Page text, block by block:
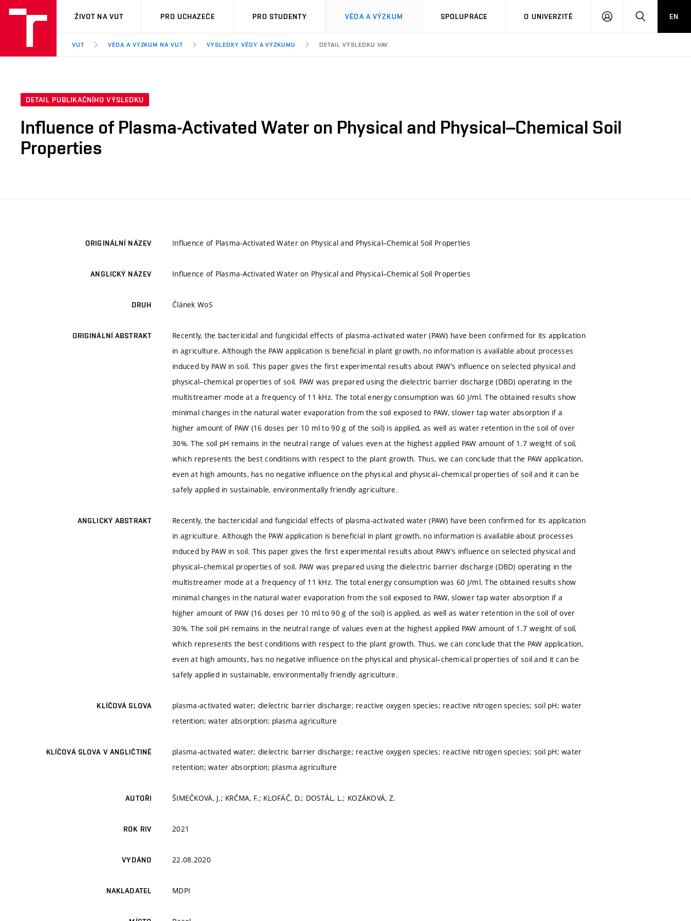
VUT
ŽIVOT NA VUT PRO UCHAZEČE PRO STUDENTY VĚDA A VÝZKUM SPOLUPRÁCE O UNIVERZITĚ
PŘIHLÁSIT HLEDATEN
VUT VĚDA A VÝZKUM NA VUT VÝSLEDKY VĚDY A VÝZKUMU DETAIL VÝSLEDKU VAV
DETAIL PUBLIKAČNÍHO VÝSLEDKU
Influence of Plasma-Activated Water on Physical and Physical–Chemical Soil
Properties
ORIGINÁLNÍ NÁZEV Influence of Plasma-Activated Water on Physical and Physical–Chemical Soil Properties
ANGLICKÝ NÁZEV Influence of Plasma-Activated Water on Physical and Physical–Chemical Soil Properties
DRUH Článek WoS
ORIGINÁLNÍ ABSTRAKT
Recently, the bactericidal and fungicidal effects of plasma-activated water (PAW) have been confirmed for its application
in agriculture. Although the PAW application is beneficial in plant growth, no information is available about processes
induced by PAW in soil. This paper gives the first experimental results about PAW’s influence on selected physical and
physical–chemical properties of soil. PAW was prepared using the dielectric barrier discharge (DBD) operating in the
multistreamer mode at a frequency of 11 kHz. The total energy consumption was 60 J/ml. The obtained results show
minimal changes in the natural water evaporation from the soil exposed to PAW, slower tap water absorption if a
higher amount of PAW (16 doses per 10 ml to 90 g of the soil) is applied, as well as water retention in the soil of over
30%. The soil pH remains in the neutral range of values even at the highest applied PAW amount of 1.7 weight of soil,
which represents the best conditions with respect to the plant growth. Thus, we can conclude that the PAW application,
even at high amounts, has no negative influence on the physical and physical–chemical properties of soil and it can be
safely applied in sustainable, environmentally friendly agriculture.
ANGLICKÝ ABSTRAKT
Recently, the bactericidal and fungicidal effects of plasma-activated water (PAW) have been confirmed for its application
in agriculture. Although the PAW application is beneficial in plant growth, no information is available about processes
induced by PAW in soil. This paper gives the first experimental results about PAW’s influence on selected physical and
physical–chemical properties of soil. PAW was prepared using the dielectric barrier discharge (DBD) operating in the
multistreamer mode at a frequency of 11 kHz. The total energy consumption was 60 J/ml. The obtained results show
minimal changes in the natural water evaporation from the soil exposed to PAW, slower tap water absorption if a
higher amount of PAW (16 doses per 10 ml to 90 g of the soil) is applied, as well as water retention in the soil of over
30%. The soil pH remains in the neutral range of values even at the highest applied PAW amount of 1.7 weight of soil,
which represents the best conditions with respect to the plant growth. Thus, we can conclude that the PAW application,
even at high amounts, has no negative influence on the physical and physical–chemical properties of soil and it can be
safely applied in sustainable, environmentally friendly agriculture.
KLÍČOVÁ SLOVA
plasma-activated water; dielectric barrier discharge; reactive oxygen species; reactive nitrogen species; soil pH; water
retention; water absorption; plasma agriculture
KLÍČOVÁ SLOVA V ANGLIČTINĚ
plasma-activated water; dielectric barrier discharge; reactive oxygen species; reactive nitrogen species; soil pH; water
retention; water absorption; plasma agriculture
AUTOŘI ŠIMEČKOVÁ, J.; KRČMA, F.; KLOFÁČ, D.; DOSTÁL, L.; KOZÁKOVÁ, Z.
ROK RIV 2021
VYDÁNO 22.08.2020
NAKLADATEL MDPI